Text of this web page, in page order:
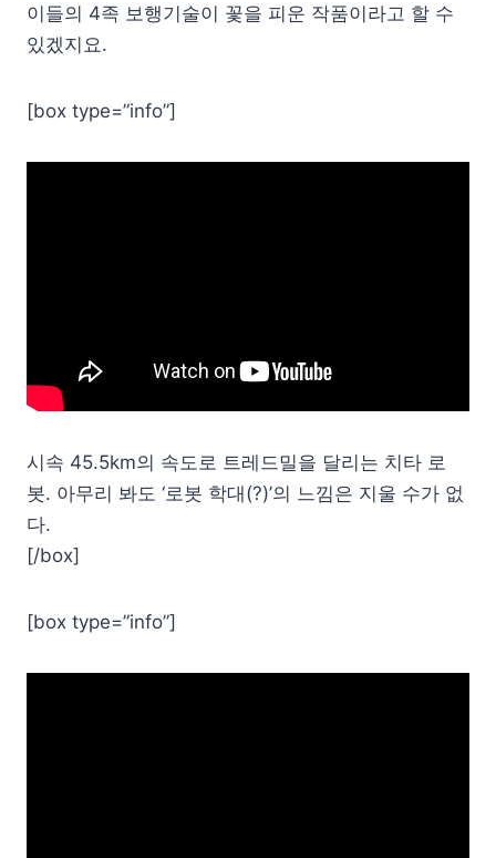
이들의 4족 보행기술이 꽃을 피운 작품이라고 할 수
있겠지요.
[box type=”info”]
시속 45.5km의 속도로 트레드밀을 달리는 치타 로
봇. 아무리 봐도 ‘로봇 학대(?)’의 느낌은 지울 수가 없
다.
[/box]
[box type=”info”]